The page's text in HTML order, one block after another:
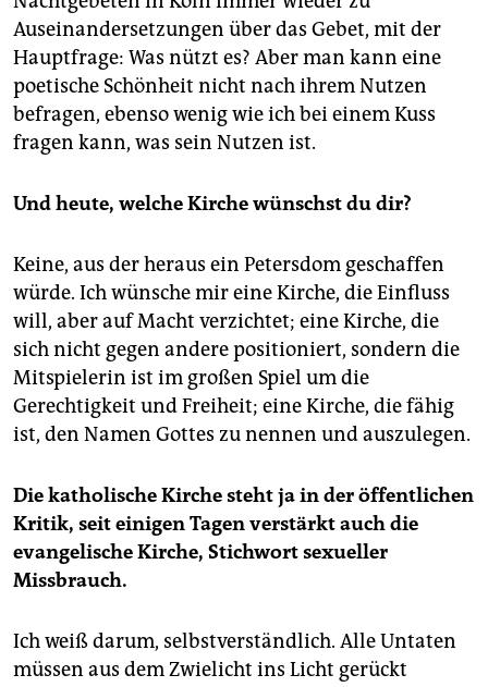
Auseinandersetzungen über das Gebet, mit der
Hauptfrage: Was nützt es? Aber man kann eine
poetische Schönheit nicht nach ihrem Nutzen
befragen, ebenso wenig wie ich bei einem Kuss
fragen kann, was sein Nutzen ist.
Und heute, welche Kirche wünschst du dir?
Keine, aus der heraus ein Petersdom geschaffen
würde. Ich wünsche mir eine Kirche, die Einfluss
will, aber auf Macht verzichtet; eine Kirche, die
sich nicht gegen andere positioniert, sondern die
Mitspielerin ist im großen Spiel um die
Gerechtigkeit und Freiheit; eine Kirche, die fähig
ist, den Namen Gottes zu nennen und auszulegen.
Die katholische Kirche steht ja in der öffentlichen
Kritik, seit einigen Tagen verstärkt auch die
evangelische Kirche, Stichwort sexueller
Missbrauch.
Ich weiß darum, selbstverständlich. Alle Untaten
müssen aus dem Zwielicht ins Licht gerückt